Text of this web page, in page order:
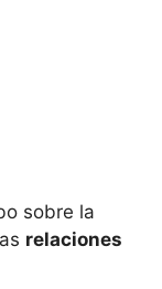
sobre la
relaciones